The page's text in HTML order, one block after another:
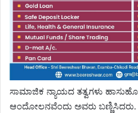
ಸಾಮಾಜಿಕ ನ್ಯಾಯದ ತತ್ವಗಳು
ಆಂದೋಲನವೆಂದು ಅವರು